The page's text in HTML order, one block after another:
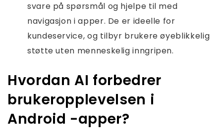
svare på spørsmål og hjelpe til med
navigasjon i apper. De er ideelle for
kundeservice, og tilbyr brukere øyeblikkelig
støtte uten menneskelig inngripen.
Hvordan AI forbedrer
brukeropplevelsen i
Android -apper?